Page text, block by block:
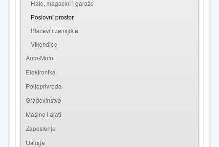
Hale, magacini i garaže
Poslovni prostor
Placevi i zemljište
Vikendice
Auto-Moto
Elektronika
Poljoprivreda
Građevinstvo
Mašine i alati
Zaposlenje
Usluge